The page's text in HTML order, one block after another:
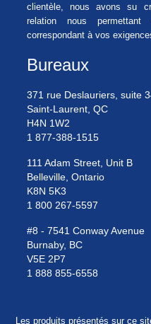
clientèle, nous avons su
relation nous
correspondant à vos
Bureaux
371 rue Deslauriers, suite
Saint-Laurent, QC
H4N 1W2
1 877-388-1515
111 Adam Street, Unit B
Belleville, Ontario
K8N 5K3
1 800 267-5597
#8 - 7541 Conway Avenue
Burnaby, BC
V5E 2P7
1 888 855-6558
Les produits présentés sur ce